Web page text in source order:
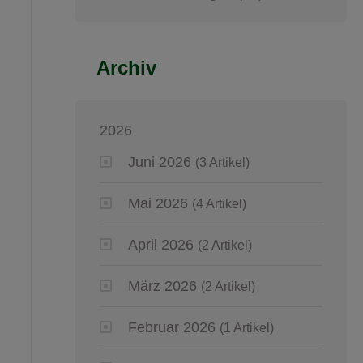
Archiv
2026
Juni 2026 (3 Artikel)
Mai 2026 (4 Artikel)
April 2026 (2 Artikel)
März 2026 (2 Artikel)
Februar 2026 (1 Artikel)